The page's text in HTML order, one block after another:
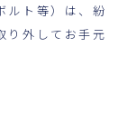
ルト等）は、紛
り外してお手元